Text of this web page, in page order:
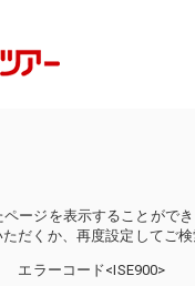
ージを表示することができ
だくか、再度設定してご検
エラーコード<ISE900>